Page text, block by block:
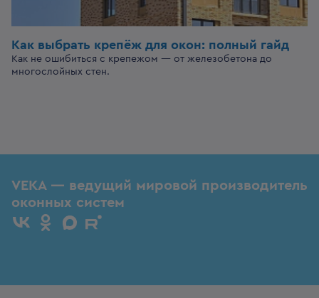
Как выбрать крепёж для окон: полный гайд
Как не ошибиться с крепежом — от железобетона до
многослойных стен.
VEKA — ведущий мировой производитель
оконных систем